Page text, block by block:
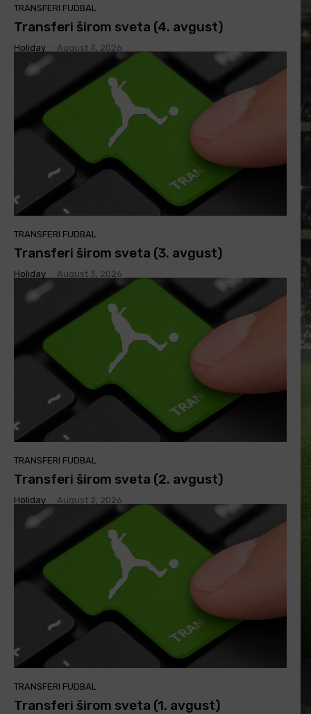
TRANSFERI FUDBAL
Transferi širom sveta (4. avgust)
Holiday August 4, 2026
TRANSFERI FUDBAL
Transferi širom sveta (3. avgust)
Holiday August 3, 2026
TRANSFERI FUDBAL
Transferi širom sveta (2. avgust)
Holiday August 2, 2026
TRANSFERI FUDBAL
Transferi širom sveta (1. avgust)